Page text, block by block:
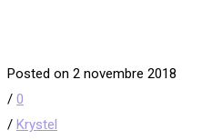
Posted on 2 novembre 2018
/ 0
/ Krystel